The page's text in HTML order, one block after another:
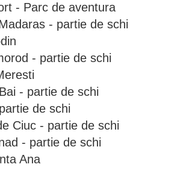
- Parc de aventura
- partie de schi
- partie de schi
- partie de schi
de schi
Ciuc - partie de schi
- partie de schi
Ana